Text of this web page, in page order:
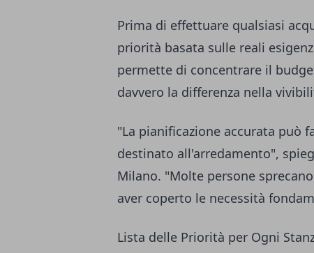
Prima di effettuare qualsiasi
priorità basata sulle reali
permette di concentrare il
davvero la differenza nella
"La pianificazione accurata può
destinato all'arredamento",
Milano. "Molte persone
aver coperto le necessità
Lista delle Priorità per Ogni